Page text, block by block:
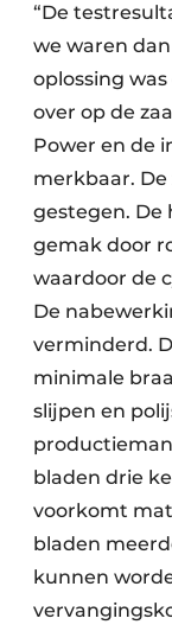
“De
we waren
oplossing
over op de
Power en de
merkbaar. De
gestegen.
gemak door
waardoor de
De
verminderd.
minimale
slijpen en
bladen drie
voorkomt
bladen
kunnen